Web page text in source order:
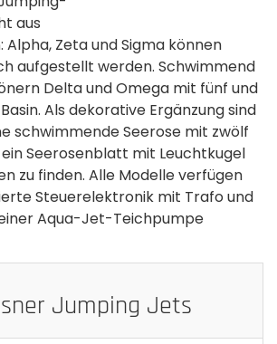
aus
Alpha, Zeta und Sigma können
aufgestellt werden. Schwimmend
Delta und Omega mit fünf und
Als dekorative Ergänzung sind
schwimmende Seerose mit zwölf
Seerosenblatt mit Leuchtkugel
zu finden. Alle Modelle verfügen
Steuerelektronik mit Trafo und
Aqua-Jet-Teichpumpe
Jumping Jets